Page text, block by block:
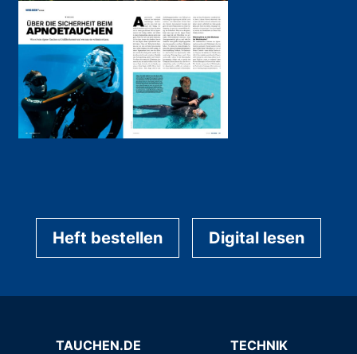
Heft bestellen Digital lesen
TAUCHEN.DE TECHNIK